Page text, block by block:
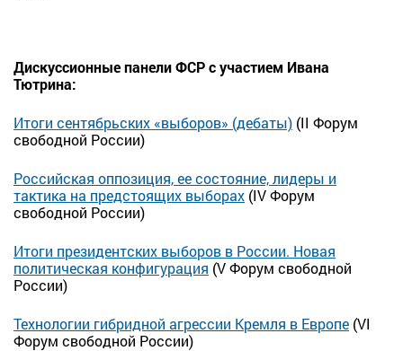
Дискуссионные панели ФСР с участием Ивана
Тютрина:
Итоги сентябрьских «выборов» (дебаты) (II Форум
свободной России)
Российская оппозиция, ее состояние, лидеры и
тактика на предстоящих выборах (IV Форум
свободной России)
Итоги президентских выборов в России. Новая
политическая конфигурация (V Форум свободной
России)
Технологии гибридной агрессии Кремля в Европе (VI
Форум свободной России)